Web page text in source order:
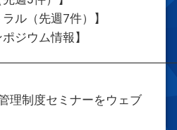
ル（先週7件）】
ジウム情報】
理制度セミナーをウェブ